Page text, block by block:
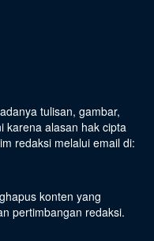
tulisan, gambar,
karena alasan hak cipta
redaksi melalui email di:
konten yang
pertimbangan redaksi.